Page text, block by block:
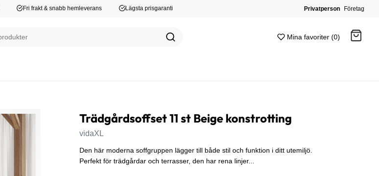
Fri frakt & snabb hemleverans Lägsta prisgaranti Privatperson Företag
Mina favoriter (0)
Trädgårdsoffset 11 st Beige konstrotting
vidaXL
Den här moderna soffgruppen lägger till både stil och funktion i ditt utemiljö.
Perfekt för trädgårdar och terrasser, den har rena linjer...